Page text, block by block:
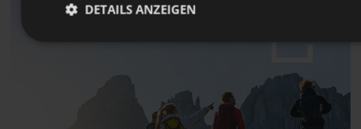
DETAILS ANZEIGEN